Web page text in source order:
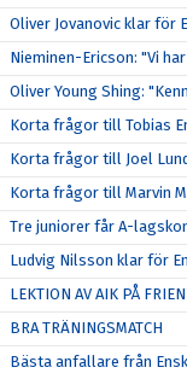
Oliver Jovanovic klar för
Nieminen-Ericson: "Vi
Oliver Young Shing:
Korta frågor till Tobias
Korta frågor till Joel
Korta frågor till Marvin
Tre juniorer får A-
Ludvig Nilsson klar för
LEKTION AV AIK PÅ
BRA TRÄNINGSMATCH
Bästa anfallare från